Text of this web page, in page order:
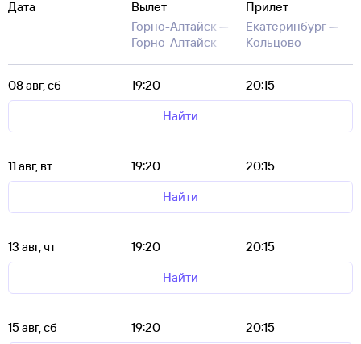
Дата
Вылет
Горно-Алтайск —
Горно-Алтайск
Прилет
Екатеринбург —
Кольцово
08 авг, сб 19:20
20:15
Найти
11 авг, вт 19:20
20:15
Найти
13 авг, чт 19:20
20:15
Найти
15 авг, сб 19:20
20:15